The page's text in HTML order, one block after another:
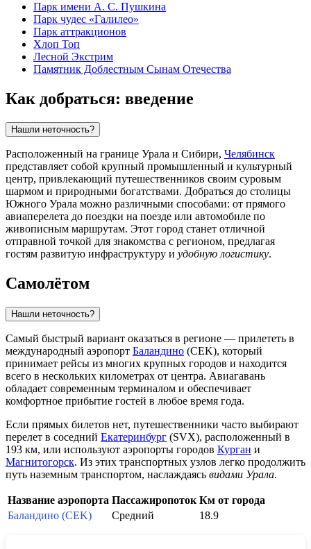
Парк имени А. С. Пушкина
Парк чудес «Галилео»
Парк аттракционов
Хлоп Топ
Лесной Экстрим
Памятник Доблестным Сынам Отечества
Как добраться: введение
Нашли неточность?
Расположенный на границе Урала и Сибири, Челябинск
представляет собой крупный промышленный и культурный
центр, привлекающий путешественников своим суровым
шармом и природными богатствами. Добраться до столицы
Южного Урала можно различными способами: от прямого
авиаперелета до поездки на поезде или автомобиле по
живописным маршрутам. Этот город станет отличной
отправной точкой для знакомства с регионом, предлагая
гостям развитую инфраструктуру и удобную логистику.
Самолётом
Нашли неточность?
Самый быстрый вариант оказаться в регионе — прилететь в
международный аэропорт Баландино (CEK), который
принимает рейсы из многих крупных городов и находится
всего в нескольких километрах от центра. Авиагавань
обладает современным терминалом и обеспечивает
комфортное прибытие гостей в любое время года.
Если прямых билетов нет, путешественники часто выбирают
перелет в соседний Екатеринбург (SVX), расположенный в
193 км, или используют аэропорты городов Курган и
Магнитогорск. Из этих транспортных узлов легко продолжить
путь наземным транспортом, наслаждаясь видами Урала.
Название аэропорта Пассажиропоток Км от города
Баландино (CEK)
Средний 18.9